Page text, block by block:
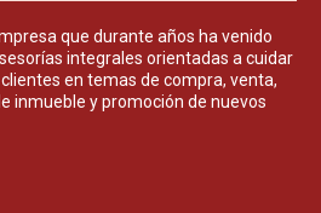
que durante años ha venido
integrales orientadas a cuidar
en temas de compra, venta,
inmueble y promoción de nuevos